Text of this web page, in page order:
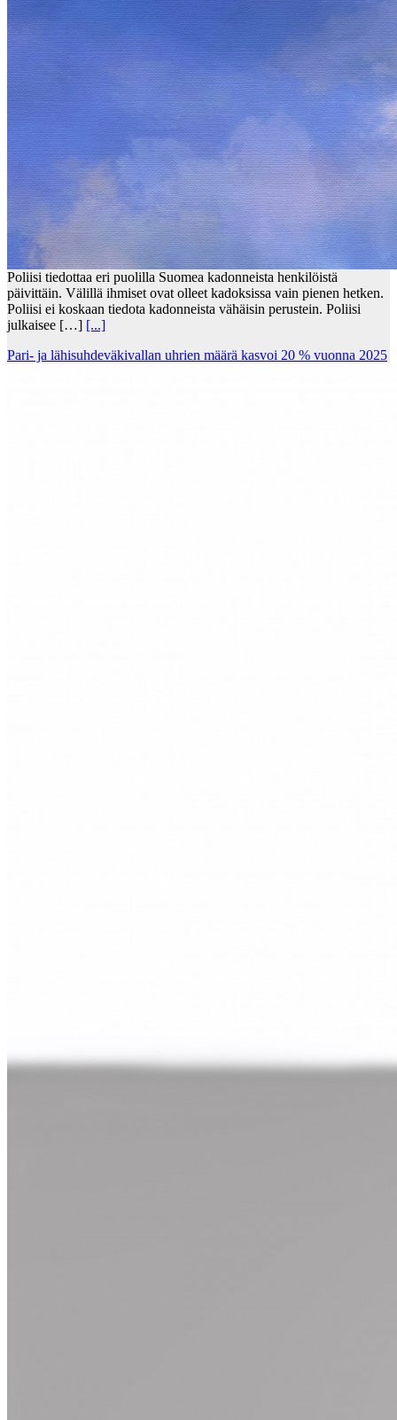
Poliisi tiedottaa eri puolilla Suomea kadonneista henkilöistä
päivittäin. Välillä ihmiset ovat olleet kadoksissa vain pienen hetken.
Poliisi ei koskaan tiedota kadonneista vähäisin perustein. Poliisi
julkaisee […] [...]
Pari- ja lähisuhdeväkivallan uhrien määrä kasvoi 20 % vuonna 2025